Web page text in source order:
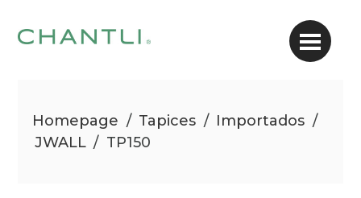
Homepage / Tapices / Importados /
JWALL / TP150